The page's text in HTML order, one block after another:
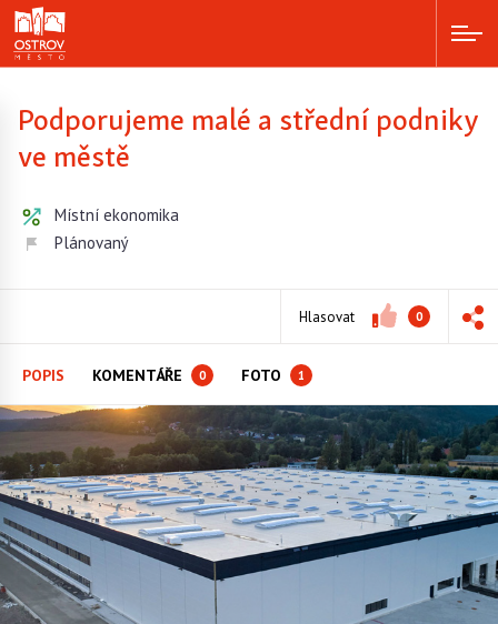
Podporujeme malé a střední podniky
ve městě
Místní ekonomika
Plánovaný
Hlasovat 0
POPIS KOMENTÁŘE 0 FOTO 1